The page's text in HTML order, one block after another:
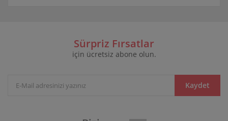
Yorum Yaz
Ürün resmi kalitesiz, bozuk veya görüntülenemiyor.
Ürün bilgilerinde hatalar bulunuyor.
Sürpriz Fırsatlar
için ücretsiz abone olun.
Kaydet